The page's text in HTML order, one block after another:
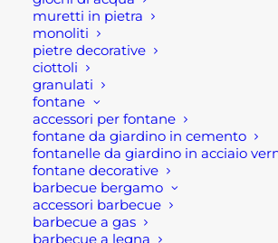
muretti in pietra
monoliti
pietre decorative
ciottoli
granulati
fontane
accessori per fontane
fontane da giardino in cemento
fontanelle da giardino in acciaio
fontane decorative
barbecue bergamo
accessori barbecue
barbecue a gas
barbecue a legna
sole. Ciò evita di far seccare le
così da non creare crepe.
Un'ottima idea è quella di
sempre un paio di scarpe
antinfortunistiche di riserva.
secondo paio consente il
riducendo i problemi legati
sudorazione. In questo modo
di calzature hanno il tempo di
asciugarsi dal sudore.